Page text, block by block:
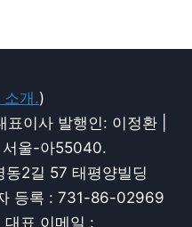
소개.)
이사 발행인: 이정환 |
서울-아55040.
2길 57 태평양빌딩
등록 : 731-86-02969
표 이메일 :